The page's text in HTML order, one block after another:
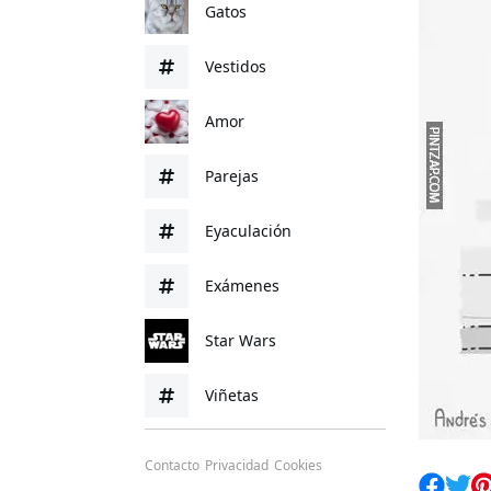
Gatos
Vestidos
Amor
Parejas
Eyaculación
Exámenes
Star Wars
Viñetas
Contacto Privacidad Cookies